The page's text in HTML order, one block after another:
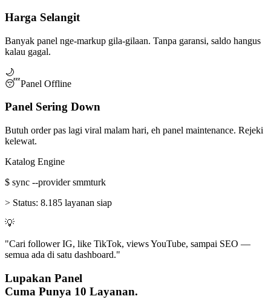
Harga Selangit
Banyak panel nge-markup gila-gilaan. Tanpa garansi, saldo hangus
kalau gagal.
🌙
😴Panel Offline
Panel Sering Down
Butuh order pas lagi viral malam hari, eh panel maintenance. Rejeki
kelewat.
Katalog Engine
$ sync --provider smmturk
> Status: 8.185 layanan siap
💡
"Cari follower IG, like TikTok, views YouTube, sampai SEO —
semua ada di satu dashboard."
Lupakan Panel
Cuma Punya 10 Layanan.